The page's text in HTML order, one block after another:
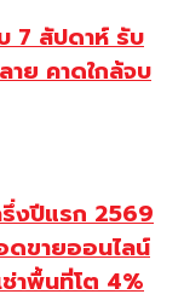
7 สัปดาห์ รับ
าย คาดใกล้จบ
งปีแรก 2569
ดขายออนไลน์
าพื้นที่โต 4%